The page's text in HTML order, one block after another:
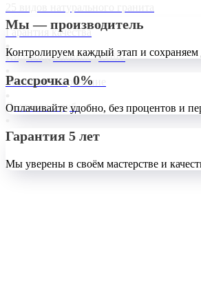
Гарантия качества
Индивидуальный дизайн
Бесплатное хранение
Доставка 0 руб.
Мы — производитель
Контролируем каждый этап и
Рассрочка 0%
Оплачивайте удобно, без процентов и
Гарантия 5 лет
Мы уверены в своём мастерстве и